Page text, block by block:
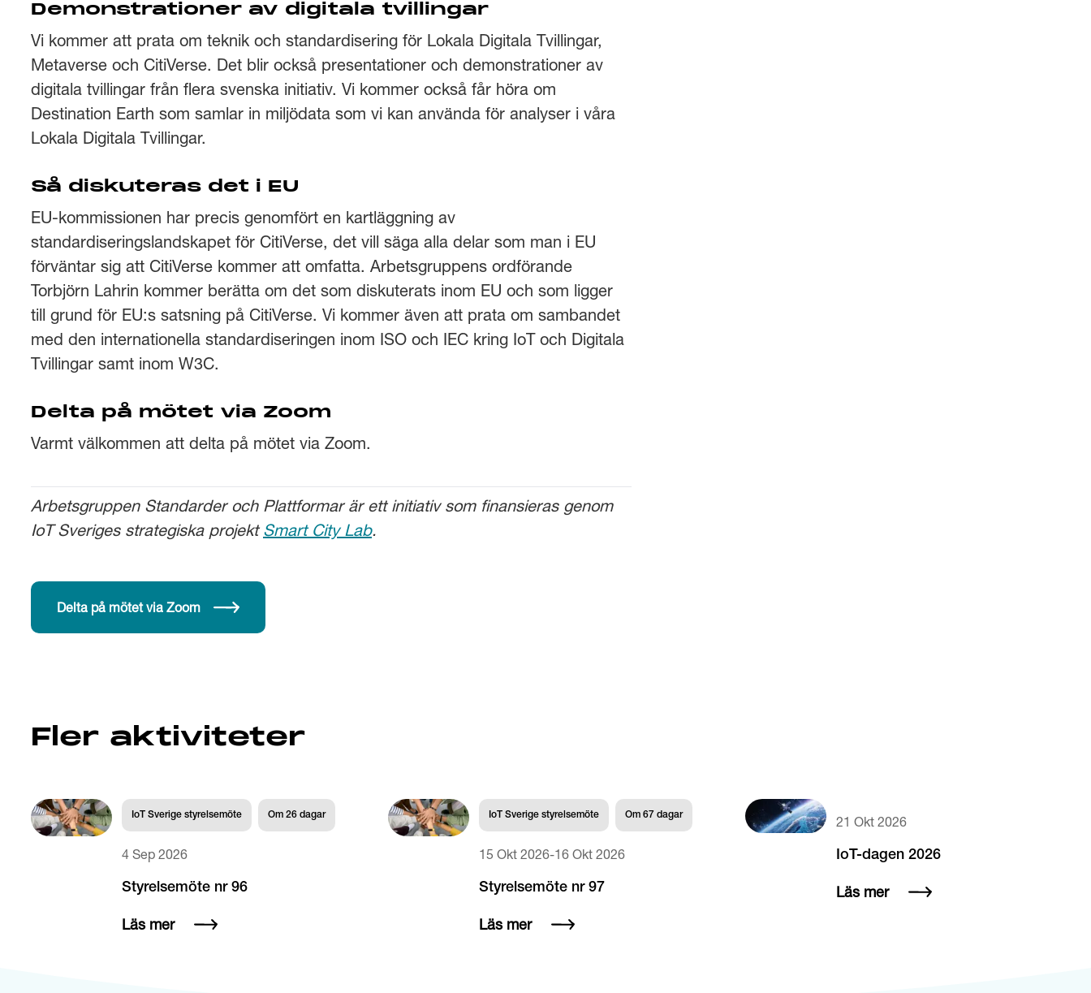
Demonstrationer av digitala tvillingar
Vi kommer att prata om teknik och standardisering för Lokala Digitala Tvillingar,
Metaverse och CitiVerse. Det blir också presentationer och demonstrationer av
digitala tvillingar från flera svenska initiativ. Vi kommer också får höra om
Destination Earth som samlar in miljödata som vi kan använda för analyser i våra
Lokala Digitala Tvillingar.
Så diskuteras det i EU
EU-kommissionen har precis genomfört en kartläggning av
standardiseringslandskapet för CitiVerse, det vill säga alla delar som man i EU
förväntar sig att CitiVerse kommer att omfatta. Arbetsgruppens ordförande
Torbjörn Lahrin kommer berätta om det som diskuterats inom EU och som ligger
till grund för EU:s satsning på CitiVerse. Vi kommer även att prata om sambandet
med den internationella standardiseringen inom ISO och IEC kring IoT och Digitala
Tvillingar samt inom W3C.
Delta på mötet via Zoom
Varmt välkommen att delta på mötet via Zoom.
Arbetsgruppen Standarder och Plattformar är ett initiativ som finansieras genom
IoT Sveriges strategiska projekt Smart City Lab.
Delta på mötet via Zoom
Fler aktiviteter
IoT Sverige styrelsemöte Om 26 dagar
4 Sep 2026
Styrelsemöte nr 96
Läs mer
IoT Sverige styrelsemöte Om 67 dagar
15 Okt 2026-16 Okt 2026
Styrelsemöte nr 97
Läs mer
21 Okt 2026
IoT-dagen 2026
Läs mer